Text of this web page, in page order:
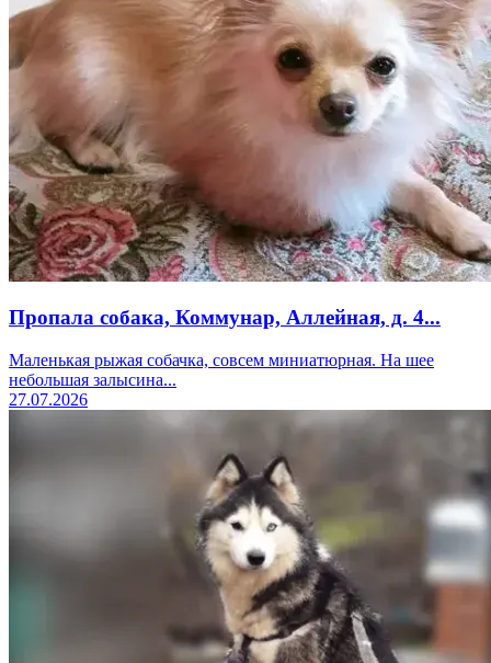
Пропала собака, Коммунар, Аллейная, д. 4...
Маленькая рыжая собачка, совсем миниатюрная. На шее
небольшая залысина...
27.07.2026